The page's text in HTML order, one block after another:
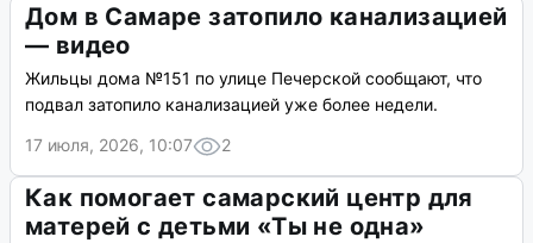
Дом в Самаре затопило канализацией
— видео
Жильцы дома №151 по улице Печерской сообщают, что
подвал затопило канализацией уже более недели.
17 июля, 2026, 10:07
2
Как помогает самарский центр для
матерей с детьми «Ты не одна»